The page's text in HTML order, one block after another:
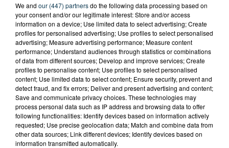
ACCUEILLIS À...
We and our (447) partnersdo the following data processing based on
your consent and/or our legitimate interest: Store and/or access
information on a device; Use limited data to select advertising; Create
profiles for personalised advertising; Use profiles to select personalised
advertising; Measure advertising performance; Measure content
performance; Understand audiences through statistics or combinations
of data from different sources; Develop and improve services; Create
profiles to personalise content; Use profiles to select personalised
content; Use limited data to select content; Ensure security, prevent and
detect fraud, and fix errors; Deliver and present advertising and content;
Save and communicate privacy choices. These technologies may
process personal data such as IP address and browsing data to offer
following functionalities: Identify devices based on information actively
requested; Use precise geolocation data; Match and combine data from
other data sources; Link different devices; Identify devices based on
information transmitted automatically.